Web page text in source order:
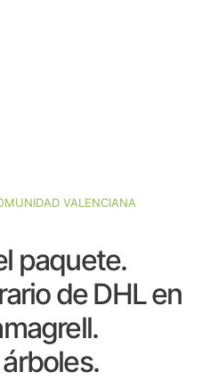
VALENCIANA
paquete.
de DHL en